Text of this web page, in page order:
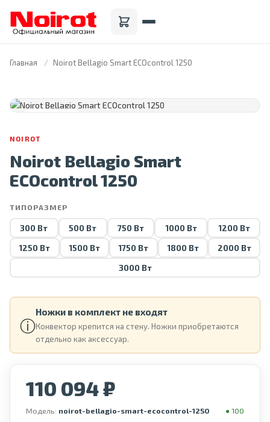
Главная Noirot Bellagio Smart ECOcontrol 1250
NOIROT
Noirot Bellagio Smart
ECOcontrol 1250
ТИПОРАЗМЕР
300 Вт 500 Вт 750 Вт 1000 Вт
1200 Вт
1250 Вт
1500 Вт 1750 Вт 1800 Вт
2000 Вт
3000 Вт
ⓘ
Ножки в комплект не входят
Конвектор крепится на стену. Ножки приобретаются
отдельно как аксессуар.
110 094 ₽
Модель: noirot-bellagio-smart-ecocontrol-1250 ● 100